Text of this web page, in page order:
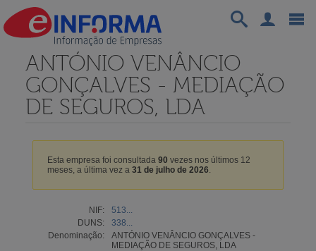
ANTÓNIO VENÂNCIO
GONÇALVES - MEDIAÇÃO
DE SEGUROS, LDA
Esta empresa foi consultada 90 vezes nos últimos 12
meses, a última vez a 31 de julho de 2026.
NIF:
513...
DUNS:
338...
Denominação:
ANTÓNIO VENÂNCIO GONÇALVES -
MEDIAÇÃO DE SEGUROS, LDA